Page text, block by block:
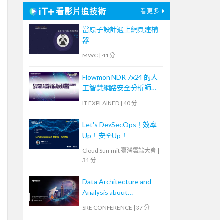
看影片追技術 看更多
當原子設計遇上網頁建構
器
MWC | 41 分
Flowmon NDR 7x24 的人
工智慧網路安全分析師如
何快速掌握網路偵測與回
IT EXPLAINED | 40 分
Let's DevSecOps！效率
Up！安全Up！
Cloud Summit 臺灣雲端大會 |
31 分
Data Architecture and
Analysis about
SRE CONFERENCE | 37 分